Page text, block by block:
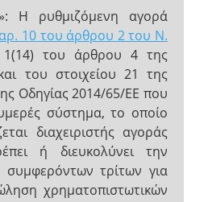
Η ρυθμιζόμενη αγορά
10 του άρθρου 2 του Ν.
του άρθρου 4 της
του στοιχείου 21 της
Οδηγίας 2014/65/ΕΕ που
σύστημα, το οποίο
διαχειριστής αγοράς
ή διευκολύνει την
συμφερόντων τρίτων για
χρηματοπιστωτικών